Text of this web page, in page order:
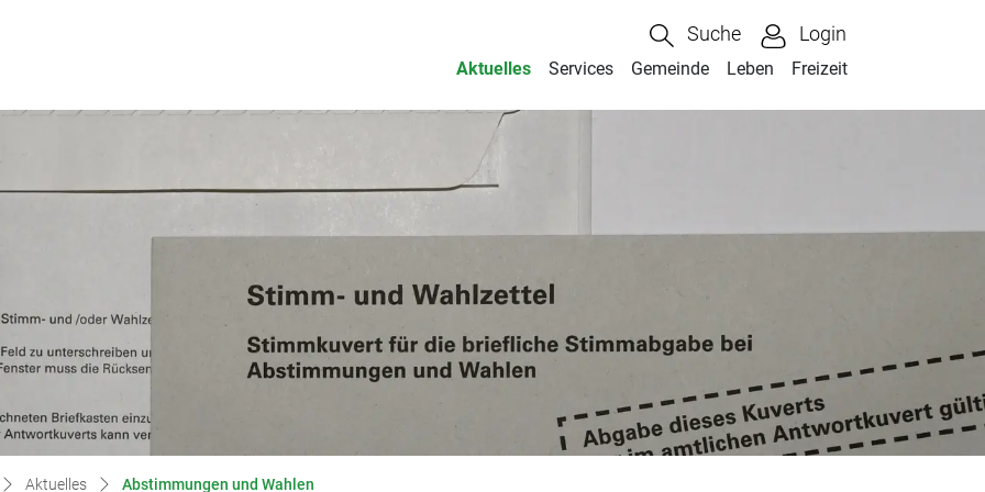
Suche Login
Aktuelles Services Gemeinde Leben Freizeit
Aktuelles Abstimmungen und Wahlen